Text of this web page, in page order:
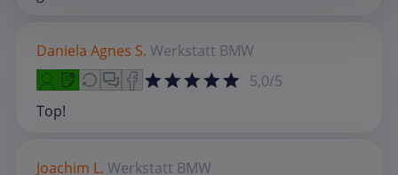
Daniela Agnes S. Werkstatt BMW
5,0/5
Top!
Joachim L. Werkstatt BMW